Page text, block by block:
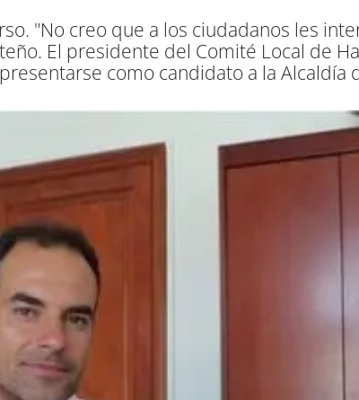
"No creo que a los ciudadanos les
El presidente del Comité Local de
como candidato a la Alcaldía